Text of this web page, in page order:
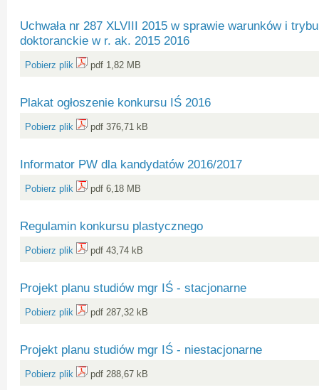
Uchwała nr 287 XLVIII 2015 w sprawie warunków i
doktoranckie w r. ak. 2015 2016
Pobierz plik pdf 1,82 MB
Plakat ogłoszenie konkursu IŚ 2016
Pobierz plik pdf 376,71 kB
Informator PW dla kandydatów 2016/2017
Pobierz plik pdf 6,18 MB
Regulamin konkursu plastycznego
Pobierz plik pdf 43,74 kB
Projekt planu studiów mgr IŚ - stacjonarne
Pobierz plik pdf 287,32 kB
Projekt planu studiów mgr IŚ - niestacjonarne
Pobierz plik pdf 288,67 kB